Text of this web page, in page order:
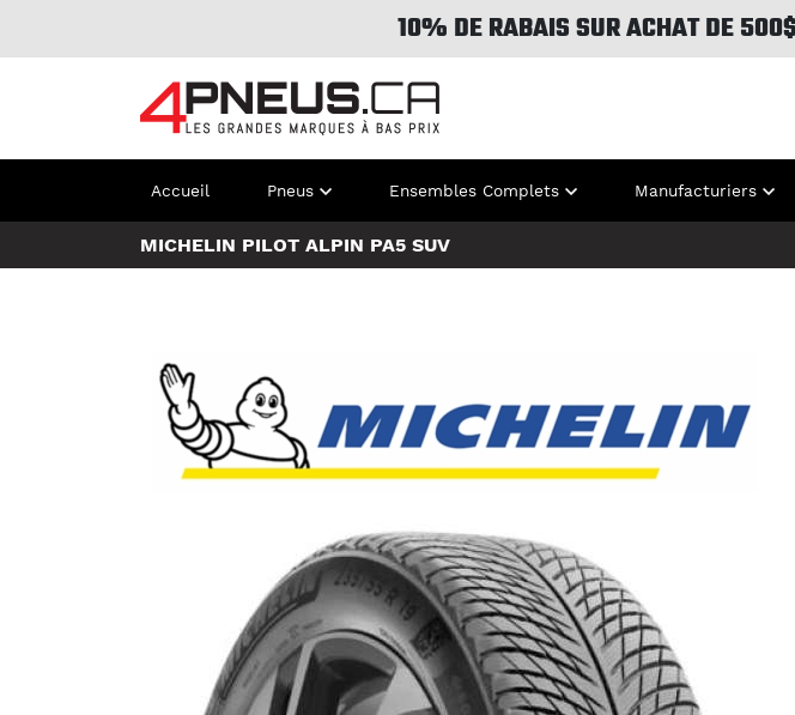
10% DE RABAIS SUR ACHAT DE
Accueil Pneus Ensembles Complets Manufacturiers
MICHELIN PILOT ALPIN PA5 SUV